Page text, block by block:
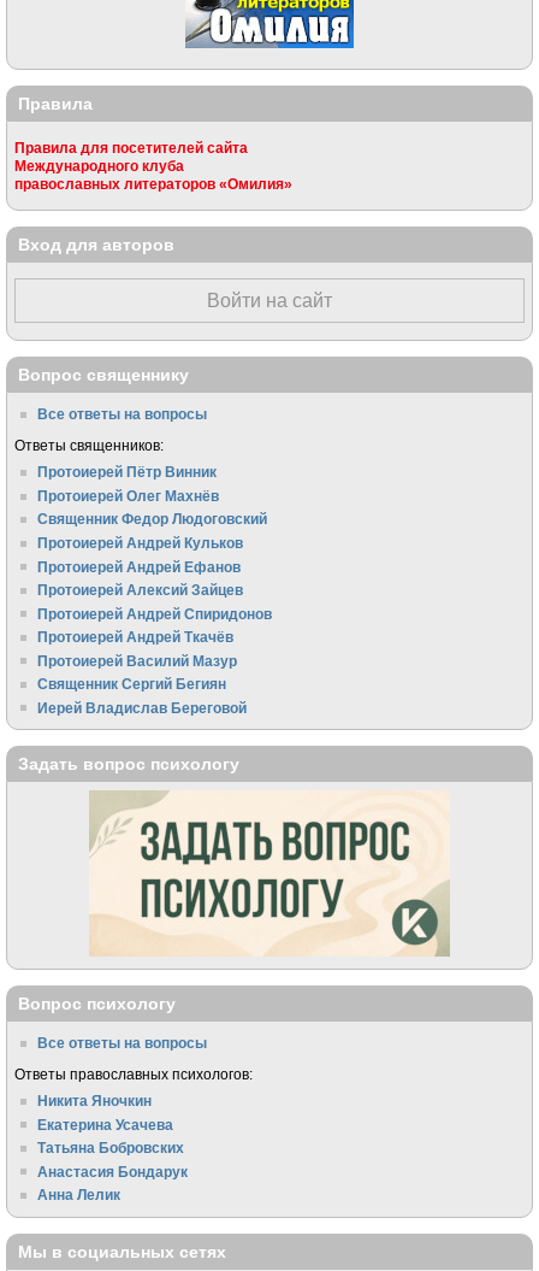
Правила
Правила для посетителей сайта
Международного клуба
православных литераторов «Омилия»
Вход для авторов
Войти на сайт
Вопрос священнику
Все ответы на вопросы
Ответы священников:
Протоиерей Пётр Винник
Протоиерей Олег Махнёв
Священник Федор Людоговский
Протоиерей Андрей Кульков
Протоиерей Андрей Ефанов
Протоиерей Алексий Зайцев
Протоиерей Андрей Спиридонов
Протоиерей Андрей Ткачёв
Протоиерей Василий Мазур
Священник Сергий Бегиян
Иерей Владислав Береговой
Задать вопрос психологу
Вопрос психологу
Все ответы на вопросы
Ответы православных психологов:
Никита Яночкин
Екатерина Усачева
Татьяна Бобровских
Анастасия Бондарук
Анна Лелик
Мы в социальных сетях